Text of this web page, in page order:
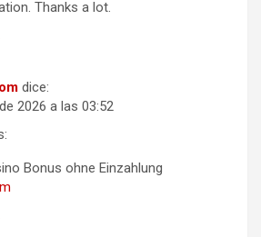
Thanks a lot.
dice:
2026 a las 03:52
Bonus ohne Einzahlung